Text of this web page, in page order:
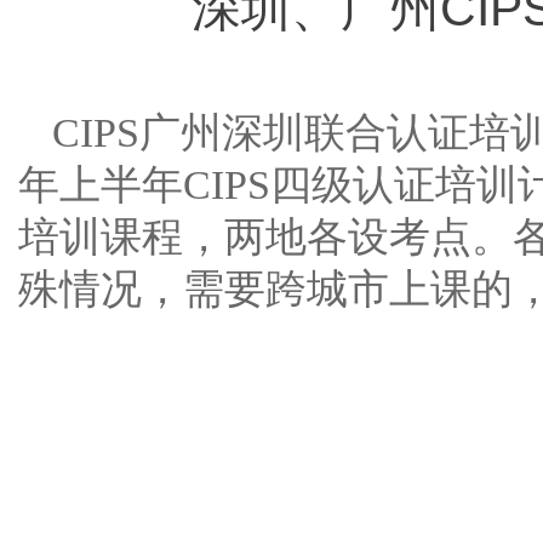
CIPS广州深圳联合认证培
年上半年CIPS四级认证培训
培训课程，两地各设考点。
殊情况，需要跨城市上课的